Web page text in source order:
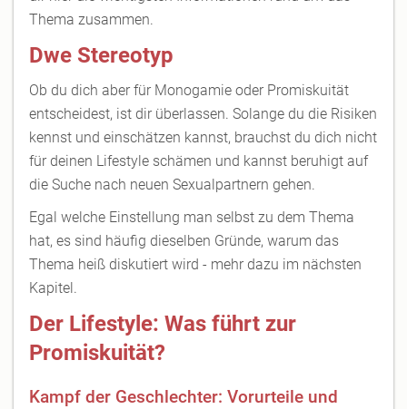
Thema zusammen.
Dwe Stereotyp
Ob du dich aber für Monogamie oder Promiskuität
entscheidest, ist dir überlassen. Solange du die Risiken
kennst und einschätzen kannst, brauchst du dich nicht
für deinen Lifestyle schämen und kannst beruhigt auf
die Suche nach neuen Sexualpartnern gehen.
Egal welche Einstellung man selbst zu dem Thema
hat, es sind häufig dieselben Gründe, warum das
Thema heiß diskutiert wird - mehr dazu im nächsten
Kapitel.
Der Lifestyle: Was führt zur
Promiskuität?
Kampf der Geschlechter: Vorurteile und